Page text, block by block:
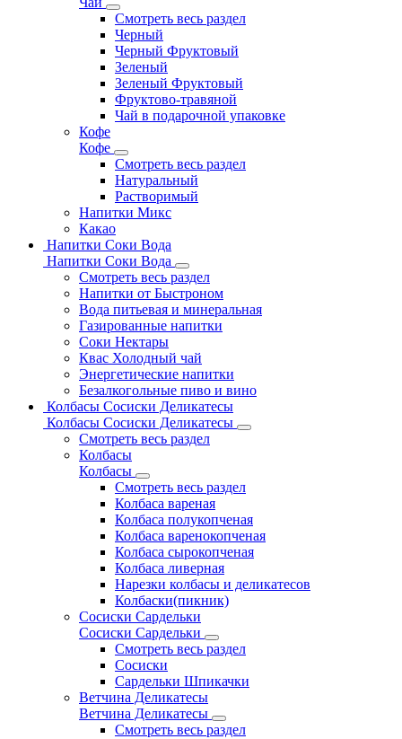
Смотреть весь раздел
Черный
Черный Фруктовый
Зеленый
Зеленый Фруктовый
Фруктово-травяной
Чай в подарочной упаковке
Кофе
Кофе
Смотреть весь раздел
Натуральный
Растворимый
Напитки Микс
Какао
Напитки Соки Вода
Напитки Соки Вода
Смотреть весь раздел
Напитки от Быстроном
Вода питьевая и минеральная
Газированные напитки
Соки Нектары
Квас Холодный чай
Энергетические напитки
Безалкогольные пиво и вино
Колбасы Сосиски Деликатесы
Колбасы Сосиски Деликатесы
Смотреть весь раздел
Колбасы
Колбасы
Смотреть весь раздел
Колбаса вареная
Колбаса полукопченая
Колбаса варенокопченая
Колбаса сырокопченая
Колбаса ливерная
Нарезки колбасы и деликатесов
Колбаски(пикник)
Сосиски Сардельки
Сосиски Сардельки
Смотреть весь раздел
Сосиски
Сардельки Шпикачки
Ветчина Деликатесы
Ветчина Деликатесы
Смотреть весь раздел